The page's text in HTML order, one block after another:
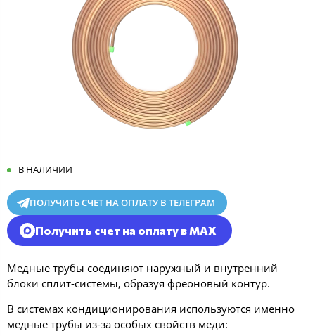
В НАЛИЧИИ
ПОЛУЧИТЬ СЧЕТ НА ОПЛАТУ В ТЕЛЕГРАМ
Получить счет на оплату в MAX
Медные трубы соединяют наружный и внутренний
блоки сплит-системы, образуя фреоновый контур.
В системах кондиционирования используются именно
медные трубы из-за особых свойств меди: